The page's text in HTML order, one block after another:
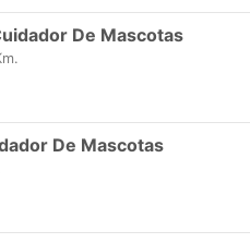
De Mascotas
De Mascotas